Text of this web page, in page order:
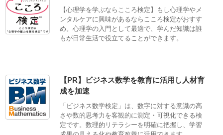
【心理学を学ぶならこころ検定】もし心理学やメ
ンタルケアに興味があるならこころ検定がおすす
め。心理学の入門として最適で、学んだ知識は誰
もが日常生活で役立てることができます。
【PR】ビジネス数学を教育に活用し人材育
成を加速
「ビジネス数学検定」は、数字に対する意識の高
さや数的思考力を客観的に測定・可視化できる検
定です。数理的リテラシーを明確に把握し、学習